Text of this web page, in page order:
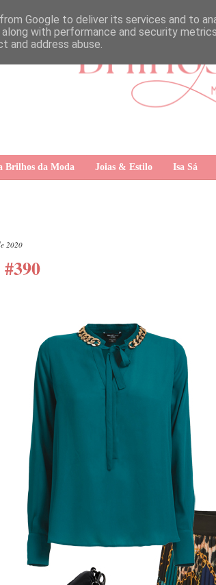
Brilhos da Moda Joias & Estilo Isa Sá
2020
Google to deliver its services and to
with performance and security
and address abuse.